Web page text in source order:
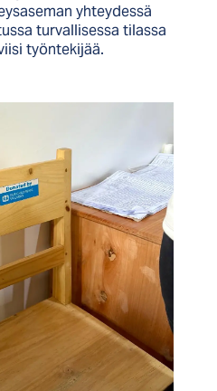
yhteydessä
turvallisessa tilassa
työntekijää.